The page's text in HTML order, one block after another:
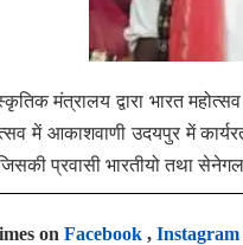
मंत्रालय द्वारा भारत
में आकाशवाणी उदयपुर में
प्रवासी भारतीयो तथा
on Facebook , Instagram